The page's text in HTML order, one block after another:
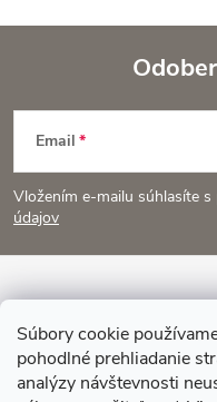
Súbory cookie
pohodlné prehliadanie
analýzy návštevnosti
Z
á
p
ä
Email
Vložením e-mailu súhlasíte s
údajov
Informácie pre vás
Prijímame online